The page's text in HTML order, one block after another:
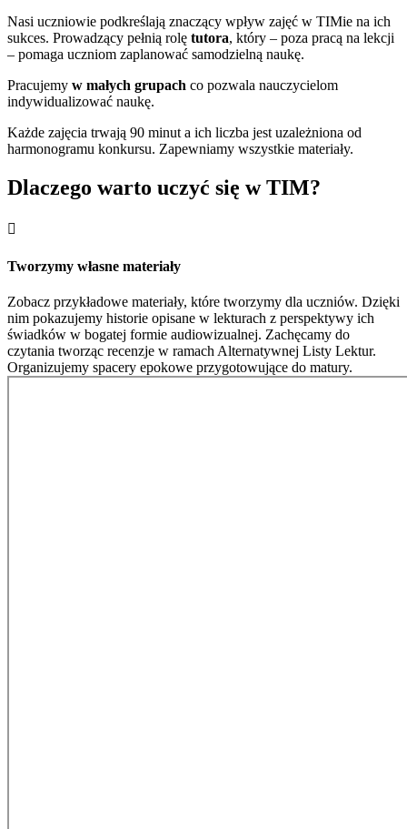
Nasi uczniowie podkreślają znaczący wpływ zajęć w TIMie na ich
sukces. Prowadzący pełnią rolę tutora, który – poza pracą na lekcji
– pomaga uczniom zaplanować samodzielną naukę.
Pracujemy w małych grupach co pozwala nauczycielom
indywidualizować naukę.
Każde zajęcia trwają 90 minut a ich liczba jest uzależniona od
harmonogramu konkursu. Zapewniamy wszystkie materiały.
Dlaczego warto uczyć się w TIM?

Tworzymy własne materiały
Zobacz przykładowe materiały, które tworzymy dla uczniów. Dzięki
nim pokazujemy historie opisane w lekturach z perspektywy ich
świadków w bogatej formie audiowizualnej. Zachęcamy do
czytania tworząc recenzje w ramach Alternatywnej Listy Lektur.
Organizujemy spacery epokowe przygotowujące do matury.